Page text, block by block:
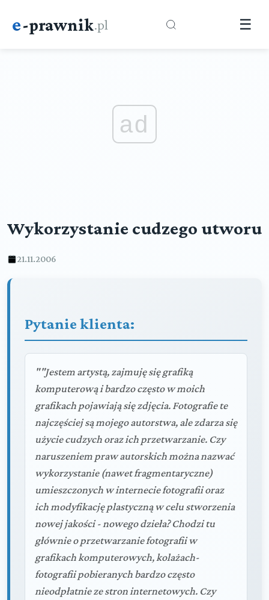
e-prawnik.pl ☰
ad
Wykorzystanie cudzego utworu
21.11.2006
Pytanie klienta:
""Jestem artystą, zajmuję się grafiką
komputerową i bardzo często w moich
grafikach pojawiają się zdjęcia. Fotografie te
najczęściej są mojego autorstwa, ale zdarza się
użycie cudzych oraz ich przetwarzanie. Czy
naruszeniem praw autorskich można nazwać
wykorzystanie (nawet fragmentaryczne)
umieszczonych w internecie fotografii oraz
ich modyfikację plastyczną w celu stworzenia
nowej jakości - nowego dzieła? Chodzi tu
głównie o przetwarzanie fotografii w
grafikach komputerowych, kolażach-
fotografii pobieranych bardzo często
nieodpłatnie ze stron internetowych. Czy